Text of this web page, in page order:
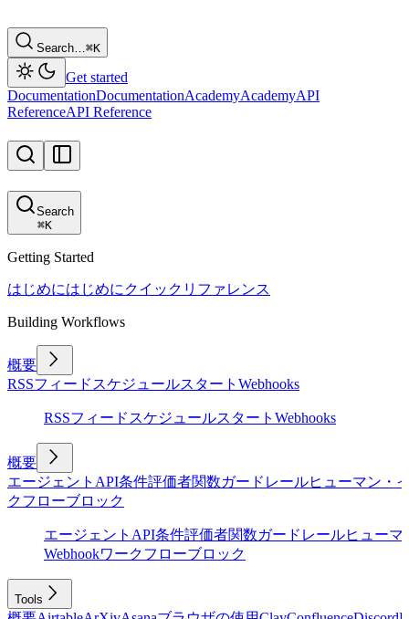
Search…⌘K
Get started
DocumentationDocumentationAcademyAcademyAPI
ReferenceAPI Reference
Search
⌘K
Getting Started
はじめにはじめに クイックリファレンス
Building Workflows
概要
RSSフィード スケジュールスタート Webhooks
RSSフィード スケジュールスタート Webhooks
概要
エージェント API条件評価者関数ガードレールヒューマン・
クフローブロック
エージェント API条件評価者関数ガードレールヒュー
Webhookワークフローブロック
Tools